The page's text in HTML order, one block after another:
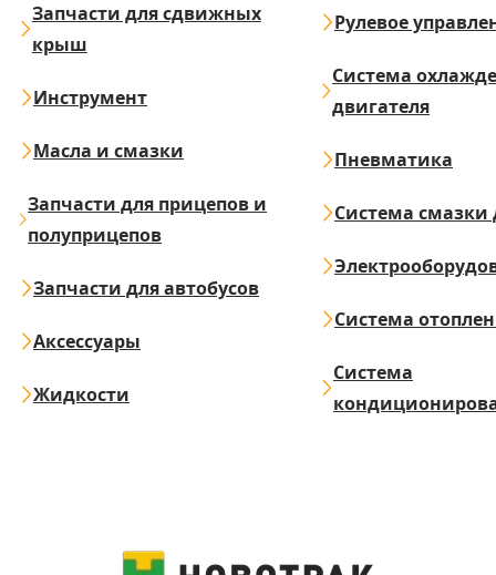
Запчасти для сдвижных
крыш
Инструмент
Масла и смазки
Запчасти для прицепов и
полуприцепов
Запчасти для автобусов
Аксессуары
Жидкости
Рулевое
Система
двигателя
Пневматика
Система смазки
Система
Система